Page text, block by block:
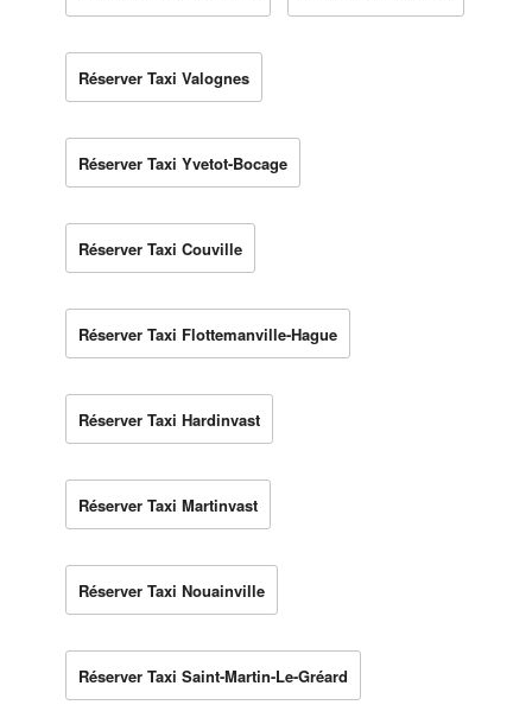
Réserver Taxi Valognes
Réserver Taxi Yvetot-Bocage
Réserver Taxi Couville
Réserver Taxi Flottemanville-Hague
Réserver Taxi Hardinvast
Réserver Taxi Martinvast
Réserver Taxi Nouainville
Réserver Taxi Saint-Martin-Le-Gréard